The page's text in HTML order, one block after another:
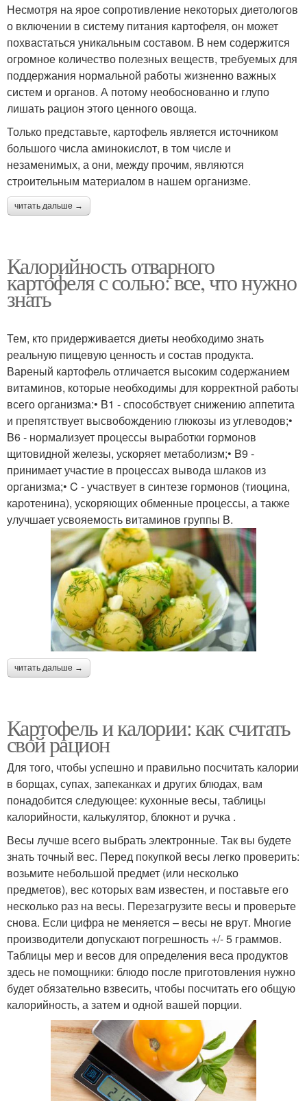
Несмотря на ярое сопротивление некоторых диетологов
о включении в систему питания картофеля, он может
похвастаться уникальным составом. В нем содержится
огромное количество полезных веществ, требуемых для
поддержания нормальной работы жизненно важных
систем и органов. А потому необоснованно и глупо
лишать рацион этого ценного овоща.
Только представьте, картофель является источником
большого числа аминокислот, в том числе и
незаменимых, а они, между прочим, являются
строительным материалом в нашем организме.
читать дальше →
Калорийность отварного
картофеля с солью: все, что нужно
знать
Тем, кто придерживается диеты необходимо знать
реальную пищевую ценность и состав продукта.
Вареный картофель отличается высоким содержанием
витаминов, которые необходимы для корректной работы
всего организма:• B1 - способствует снижению аппетита
и препятствует высвобождению глюкозы из углеводов;•
B6 - нормализует процессы выработки гормонов
щитовидной железы, ускоряет метаболизм;• B9 -
принимает участие в процессах вывода шлаков из
организма;• C - участвует в синтезе гормонов (тиоцина,
каротенина), ускоряющих обменные процессы, а также
улучшает усвояемость витаминов группы B.
читать дальше →
Картофель и калории: как считать
свой рацион
Для того, чтобы успешно и правильно посчитать калории
в борщах, супах, запеканках и других блюдах, вам
понадобится следующее: кухонные весы, таблицы
калорийности, калькулятор, блокнот и ручка .
Весы лучше всего выбрать электронные. Так вы будете
знать точный вес. Перед покупкой весы легко проверить:
возьмите небольшой предмет (или несколько
предметов), вес которых вам известен, и поставьте его
несколько раз на весы. Перезагрузите весы и проверьте
снова. Если цифра не меняется – весы не врут. Многие
производители допускают погрешность +/- 5 граммов.
Таблицы мер и весов для определения веса продуктов
здесь не помощники: блюдо после приготовления нужно
будет обязательно взвесить, чтобы посчитать его общую
калорийность, а затем и одной вашей порции.